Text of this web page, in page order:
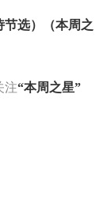
节选）（本周之
注“本周之星”